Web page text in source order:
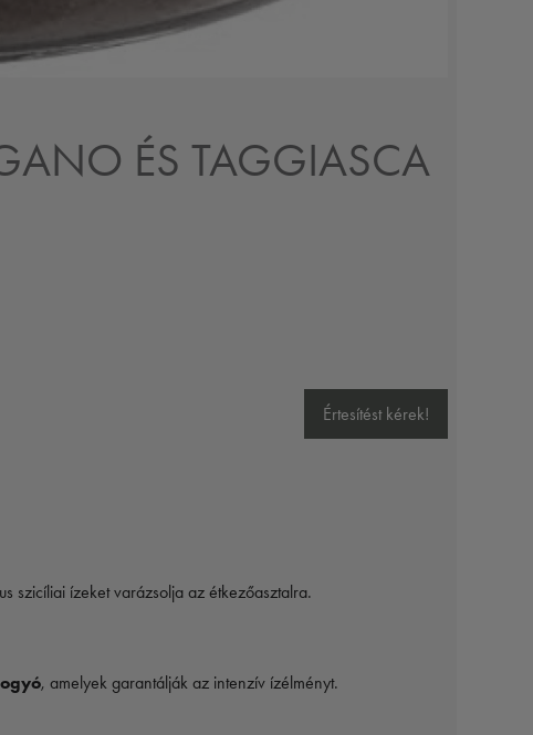
ÉS TAGGIASCA
Értesítést kérek!
szicíliai ízeket varázsolja az étkezőasztalra.
, amelyek garantálják az intenzív ízélményt.